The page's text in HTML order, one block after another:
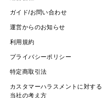
ガイド/お問い合わせ
運営からのお知らせ
利用規約
プライバシーポリシー
特定商取引法
カスタマーハラスメントに対する
当社の考え方